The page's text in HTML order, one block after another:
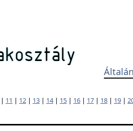
| 11 | 12 | 13 | 14| 15 | 16 | 17 | 18 | 19 |